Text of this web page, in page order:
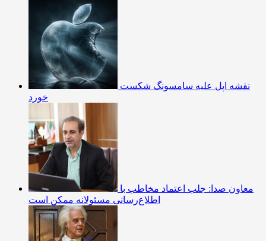
نقشه اپل علیه سامسونگ شکست
خورد
معاون صدا: جلب اعتماد مخاطب با
اطلاع‌رسانی مسئولانه ممکن است